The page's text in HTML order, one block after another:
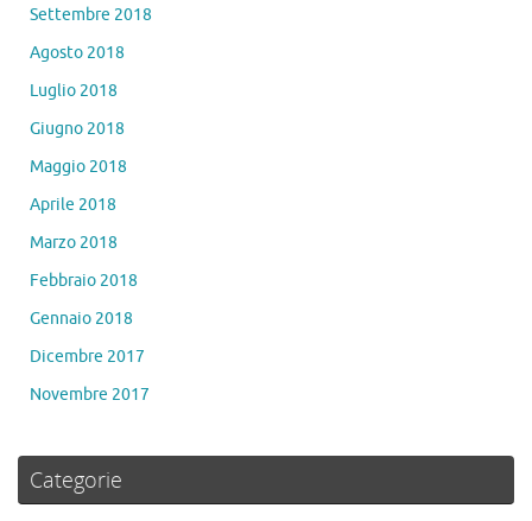
Settembre 2018
Agosto 2018
Luglio 2018
Giugno 2018
Maggio 2018
Aprile 2018
Marzo 2018
Febbraio 2018
Gennaio 2018
Dicembre 2017
Novembre 2017
Categorie